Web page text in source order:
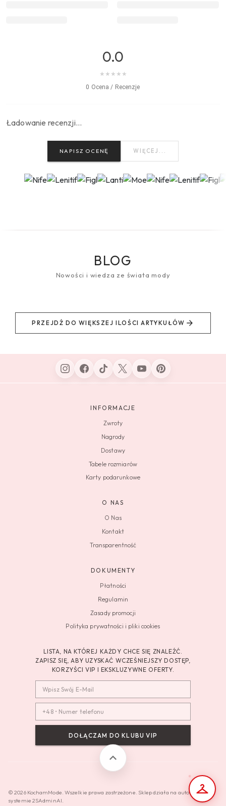
0.0
★ ★ ★ ★ ★
0 Ocena / Recenzje
Ładowanie recenzji…
NAPISZ OCENĘ WIĘCEJ...
BLOG
Nowości i wiedza ze świata mody
PRZEJDŹ DO WIĘKSZEJ ILOŚCI ARTYKUŁÓW
INFORMACJE
Zwroty
Nagrody
Dostawy
Tabele rozmiarów
Karty podarunkowe
O NAS
O Nas
Kontakt
Transparentność
DOKUMENTY
Płatności
Regulamin
Zasady promocji
Polityka prywatności i pliki cookies
LISTA, NA KTÓREJ KAŻDY CHCE SIĘ ZNALEŹĆ.
ZAPISZ SIĘ, ABY UZYSKAĆ WCZEŚNIEJSZY DOSTĘP,
KORZYŚCI VIP I EKSKLUZYWNE OFERTY.
DOŁĄCZAM DO KLUBU VIP
© 2026 KochamMode. Wszelkie prawa zastrzeżone. Sklep działa na autorskim
systemie 2SAdminAI.